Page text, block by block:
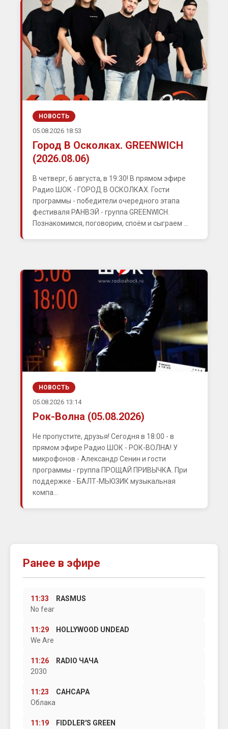
НОВОСТЬ
05.08.2026 18:53
Город В Осколках. GREENWICH
(2026.08.06)
В четверг, 6 августа, в 19:30! В прямом эфире
Радио ШОК - ГОРОД В ОСКОЛКАХ. Гости
программы - победители очередного этапа
фестиваля РАНВЭЙ - группа GREENWICH.
Познакомимся, поговорим, споём и сыграем ...
НОВОСТЬ
05.08.2026 13:14
Рок-Волна (05.08.2026)
Не пропустите, друзья! Сегодня в 18:00 - в
прямом эфире Радио ШОК - РОК-ВОЛНА! У
микрофонов - Александр Сенин и гости
программы - группа ПРОЩАЙ ПРИВЫЧКА. При
поддержке - БАЛТ-МЬЮЗИК музыкальная
компа...
Ранее в эфире
11:33
RASMUS
No fear
11:29
HOLLYWOOD UNDEAD
We Are
11:26
RADIO ЧАЧА
2030
11:23
САНСАРА
Облака
11:19 FIDDLER'S GREEN